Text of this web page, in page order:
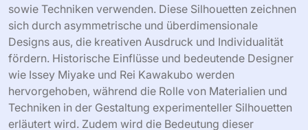
sowie Techniken verwenden. Diese Silhouetten zeichnen
sich durch asymmetrische und überdimensionale
Designs aus, die kreativen Ausdruck und Individualität
fördern. Historische Einflüsse und bedeutende Designer
wie Issey Miyake und Rei Kawakubo werden
hervorgehoben, während die Rolle von Materialien und
Techniken in der Gestaltung experimenteller Silhouetten
erläutert wird. Zudem wird die Bedeutung dieser